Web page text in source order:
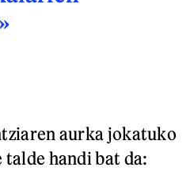
aurka jokatuko
handi bat da: